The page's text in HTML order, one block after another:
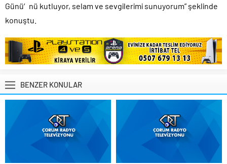
Günü′nü kutluyor, selam ve sevgilerimi sunuyorum” şeklinde
konuştu.
BENZER KONULAR